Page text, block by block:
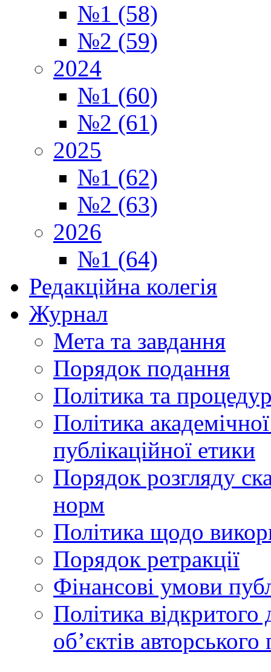
№1 (58)
№2 (59)
2024
№1 (60)
№2 (61)
2025
№1 (62)
№2 (63)
2026
№1 (64)
Редакційна колегія
Журнал
Мета та завдання
Порядок подання
Політика та
Політика
публікаційної етики
Порядок розгляду
норм
Політика щодо
Порядок ретракції
Фінансові умови
Політика
обʼєктів авторського